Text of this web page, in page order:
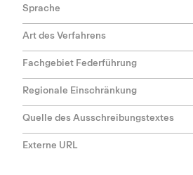
Sprache
Art des Verfahrens
Fachgebiet Federführung
Regionale Einschränkung
Quelle des Ausschreibungstextes
Externe URL